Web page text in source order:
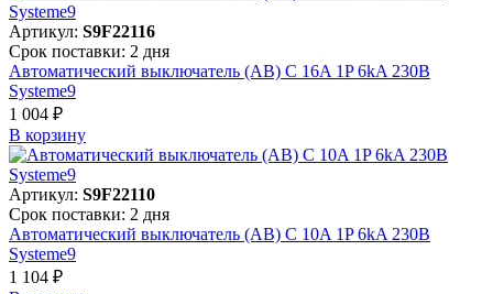
Артикул: S9F22116
Срок поставки: 2 дня
Автоматический выключатель (АВ) C 16A 1P 6kA 230В
Systeme9
1 004 ₽
В корзинy
Артикул: S9F22110
Срок поставки: 2 дня
Автоматический выключатель (АВ) C 10A 1P 6kA 230В
Systeme9
1 104 ₽